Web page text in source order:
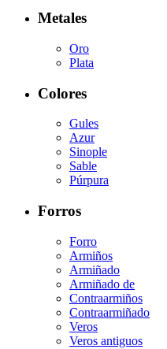
Metales
Oro
Plata
Colores
Gules
Azur
Sinople
Sable
Púrpura
Forros
Forro
Armiños
Armiñado
Armiñado de
Contraarmiños
Contraarmiñado
Veros
Veros antiguos